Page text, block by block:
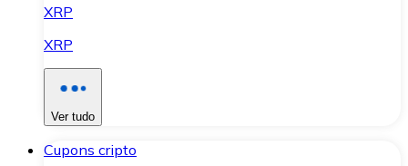
XRP
XRP
Ver tudo
Cupons cripto